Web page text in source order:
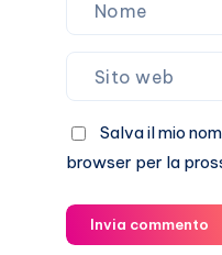
Salva il mio
browser per la
Invia commento